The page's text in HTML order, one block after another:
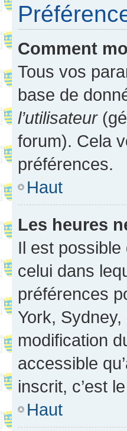
Comment
Tous vos
base de
l’utilisateur
forum). Cela
préférences.
Haut
Les heures
Il est possible
celui dans
préférences
York,
modification
accessible
inscrit, c’est
Haut